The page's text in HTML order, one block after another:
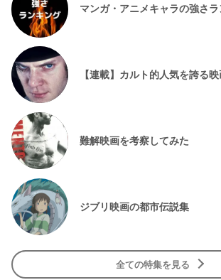
マンガ・アニメキャラの強さ
【連載】カルト的人気を誇る
難解映画を考察してみた
ジブリ映画の都市伝説集
全ての特集を見る